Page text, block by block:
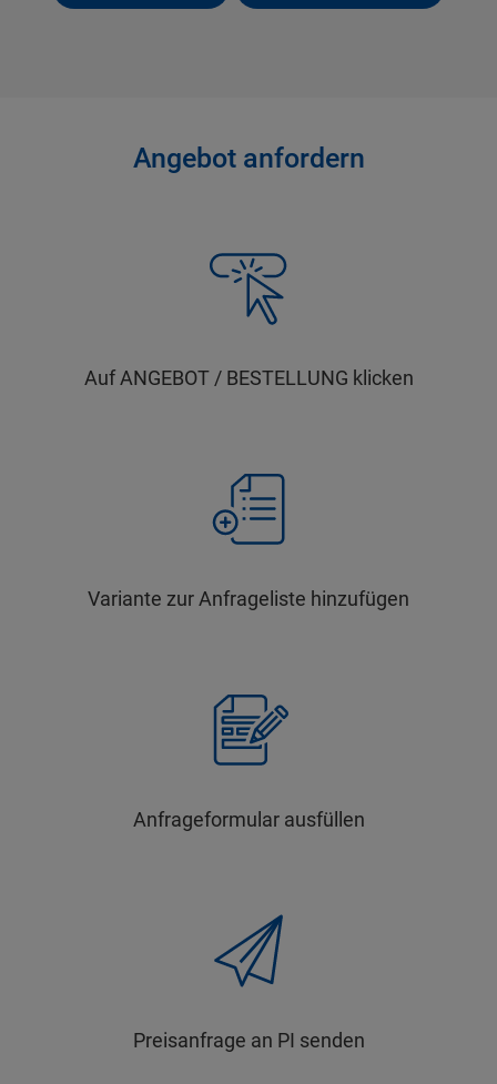
Angebot anfordern
Auf ANGEBOT / BESTELLUNG klicken
Variante zur Anfrageliste hinzufügen
Anfrageformular ausfüllen
Preisanfrage an PI senden